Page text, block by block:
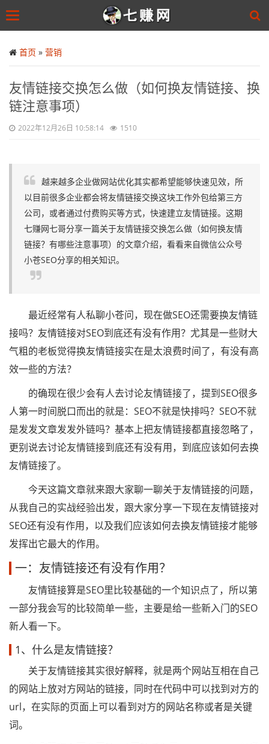
to
main
Toggle
首页 » 营销
友情链接交换怎么做（如何换友情链接、换
链注意事项）
2022年12月26日 10:58:14 1510
越来越多企业做网站优化其实都希望能够快速见效，所
以目前很多企业都会将友情链接交换这块工作外包给第三方
公司，或者通过付费购买等方式，快速建立友情链接。这期
七赚网七哥分享一篇关于友情链接交换怎么做（如何换友情
链接？有哪些注意事项）的文章介绍，看看来自微信公众号
小苍SEO分享的相关知识。
最近经常有人私聊小苍问，现在做SEO还需要换友情链
接吗？友情链接对SEO到底还有没有作用？尤其是一些财大
气粗的老板觉得换友情链接实在是太浪费时间了，有没有高
效一些的方法？
的确现在很少会有人去讨论友情链接了，提到SEO很多
人第一时间脱口而出的就是：SEO不就是快排吗？SEO不就
是发发文章发发外链吗？基本上把友情链接都直接忽略了，
更别说去讨论友情链接到底还有没有用，到底应该如何去换
友情链接了。
今天这篇文章就来跟大家聊一聊关于友情链接的问题，
从我自己的实战经验出发，跟大家分享一下现在友情链接对
SEO还有没有作用，以及我们应该如何去换友情链接才能够
发挥出它最大的作用。
一：友情链接还有没有作用？
友情链接算是SEO里比较基础的一个知识点了，所以第
一部分我会写的比较简单一些，主要是给一些新入门的SEO
新人看一下。
1、什么是友情链接？
关于友情链接其实很好解释，就是两个网站互相在自己
的网站上放对方网站的链接，同时在代码中可以找到对方的
url，在实际的页面上可以看到对方的网站名称或者是关键
词。